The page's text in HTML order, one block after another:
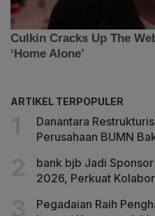
ARTIKEL TERPOPULER
Danantara
Perusahaan BUMN
bank bjb Jadi
2026, Perkuat
Pegadaian Raih